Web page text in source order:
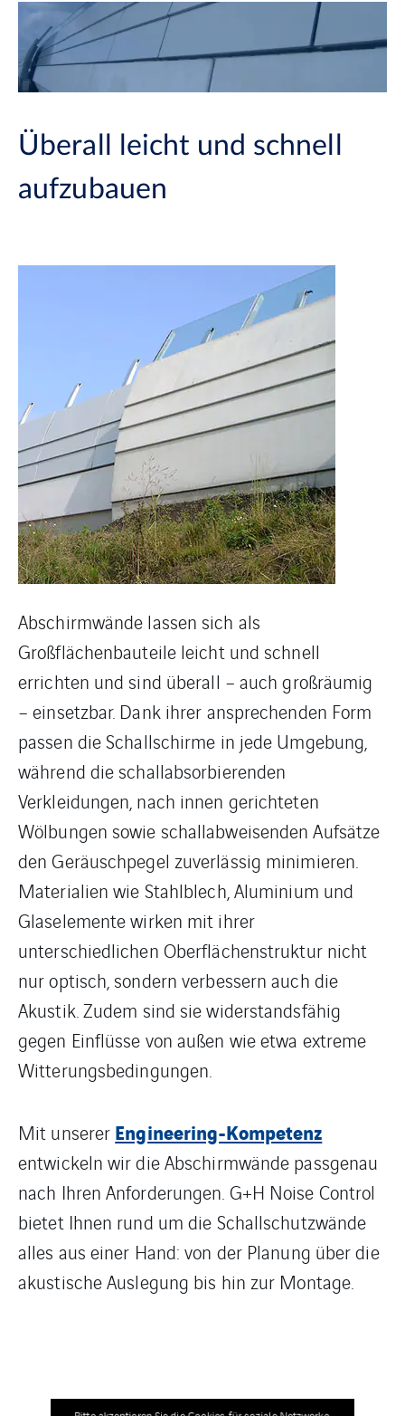
Überall leicht und schnell
aufzubauen
Abschirmwände lassen sich als
Großflächenbauteile leicht und schnell
errichten und sind überall – auch großräumig
– einsetzbar. Dank ihrer ansprechenden Form
passen die Schallschirme in jede Umgebung,
während die schallabsorbierenden
Verkleidungen, nach innen gerichteten
Wölbungen sowie schallabweisenden Aufsätze
den Geräuschpegel zuverlässig minimieren.
Materialien wie Stahlblech, Aluminium und
Glaselemente wirken mit ihrer
unterschiedlichen Oberflächenstruktur nicht
nur optisch, sondern verbessern auch die
Akustik. Zudem sind sie widerstandsfähig
gegen Einflüsse von außen wie etwa extreme
Witterungsbedingungen.
Mit unserer Engineering-Kompetenz
entwickeln wir die Abschirmwände passgenau
nach Ihren Anforderungen. G+H Noise Control
bietet Ihnen rund um die Schallschutzwände
alles aus einer Hand: von der Planung über die
akustische Auslegung bis hin zur Montage.